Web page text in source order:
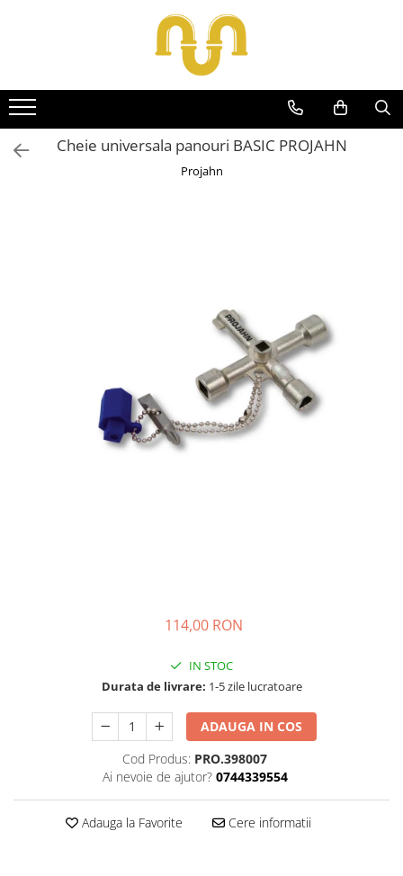
Centrale termice pe gaz
Cazane si centrale de puteri mari
Termostate ambientale
Pompe Grundfos Magna
Pompe Grundfos TP
Accesorii radiatoare
Cheie universala panouri BASIC PROJAHN
Projahn
114,00 RON
IN STOC
Durata de livrare: 1-5 zile lucratoare
ADAUGA IN COS
Cod Produs: PRO.398007
Ai nevoie de ajutor? 0744339554
Adauga la Favorite Cere informatii